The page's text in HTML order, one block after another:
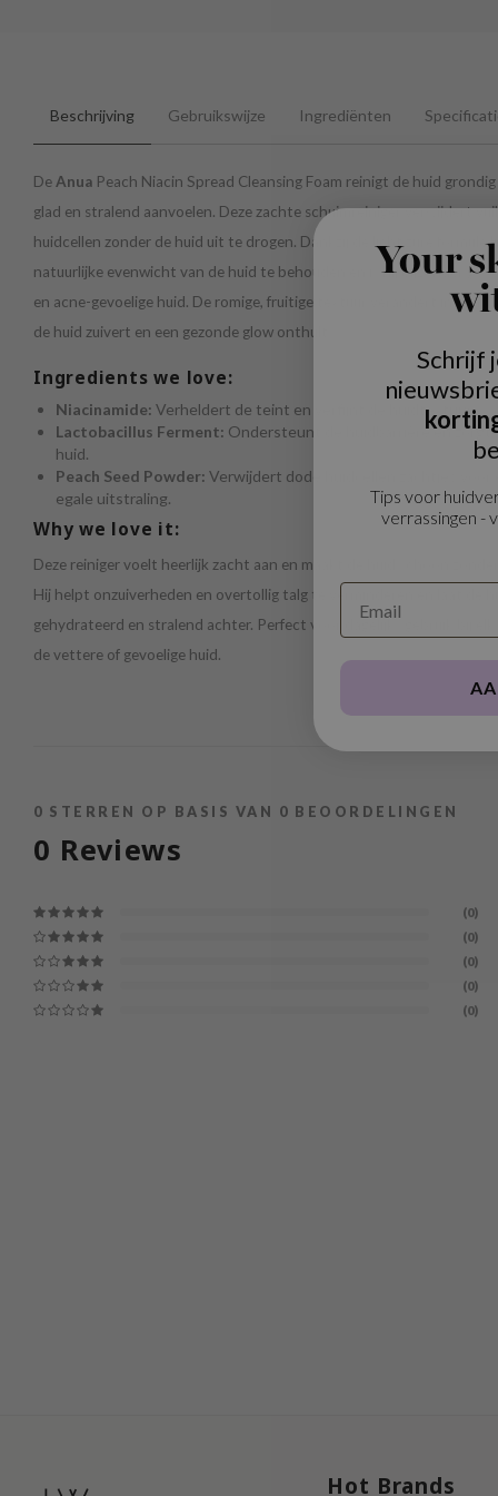
Beschrijving Gebruikswijze Ingrediënten
DeAnua Peach Niacin Spread Cleansing Foam reinigt de huid
glad en stralend aanvoelen. Deze zachte schuimreiniger verwijdert
huidcellen zonder de huid uit te drogen. Dankzij de licht zure formule
natuurlijke evenwicht van de huid te behouden en is hij bijzonder
en acne-gevoelige huid. De romige, fruitige textuur verandert in een
de huid zuivert en een gezonde glow onthult.
Ingredients we love:
Niacinamide: Verheldert de teint en verfijnt de huidtextuur.
Lactobacillus Ferment: Ondersteunt de huidbarrière en zorgt
huid.
Peach Seed Powder: Verwijdert dode huidcellen zachtjes voor
egale uitstraling.
Why we love it:
Deze reiniger voelt heerlijk zacht aan en maakt de huid schoon
Hij helpt onzuiverheden en overtollig talg te verminderen en laat de
gehydrateerd en stralend achter. Perfect voor dagelijks gebruik bij
de vettere of gevoelige huid.
0 STERREN OP BASIS VAN 0 BEOORDELINGEN
0 Reviews
(0)
(0)
(0)
(0)
(0)
Hot Brands
Your
Schrijf
Tips voor
verrassingen -